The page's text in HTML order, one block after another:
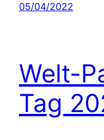
05/04/2022
Welt-
Tag